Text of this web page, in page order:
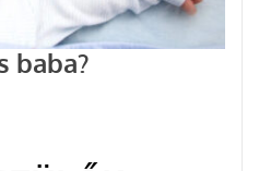
baba?